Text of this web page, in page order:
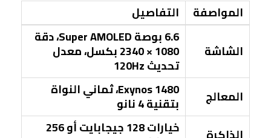
المواصفة
التفاصيل
الشاشة
6.6 بوصة Super AMOLED، دقة
1080 × 2340 بكسل، معدل
تحديث 120Hz
المعالج
Exynos 1480، ثماني النواة
بتقنية 4 نانو
خيارات 128 جيجابايت أو 256